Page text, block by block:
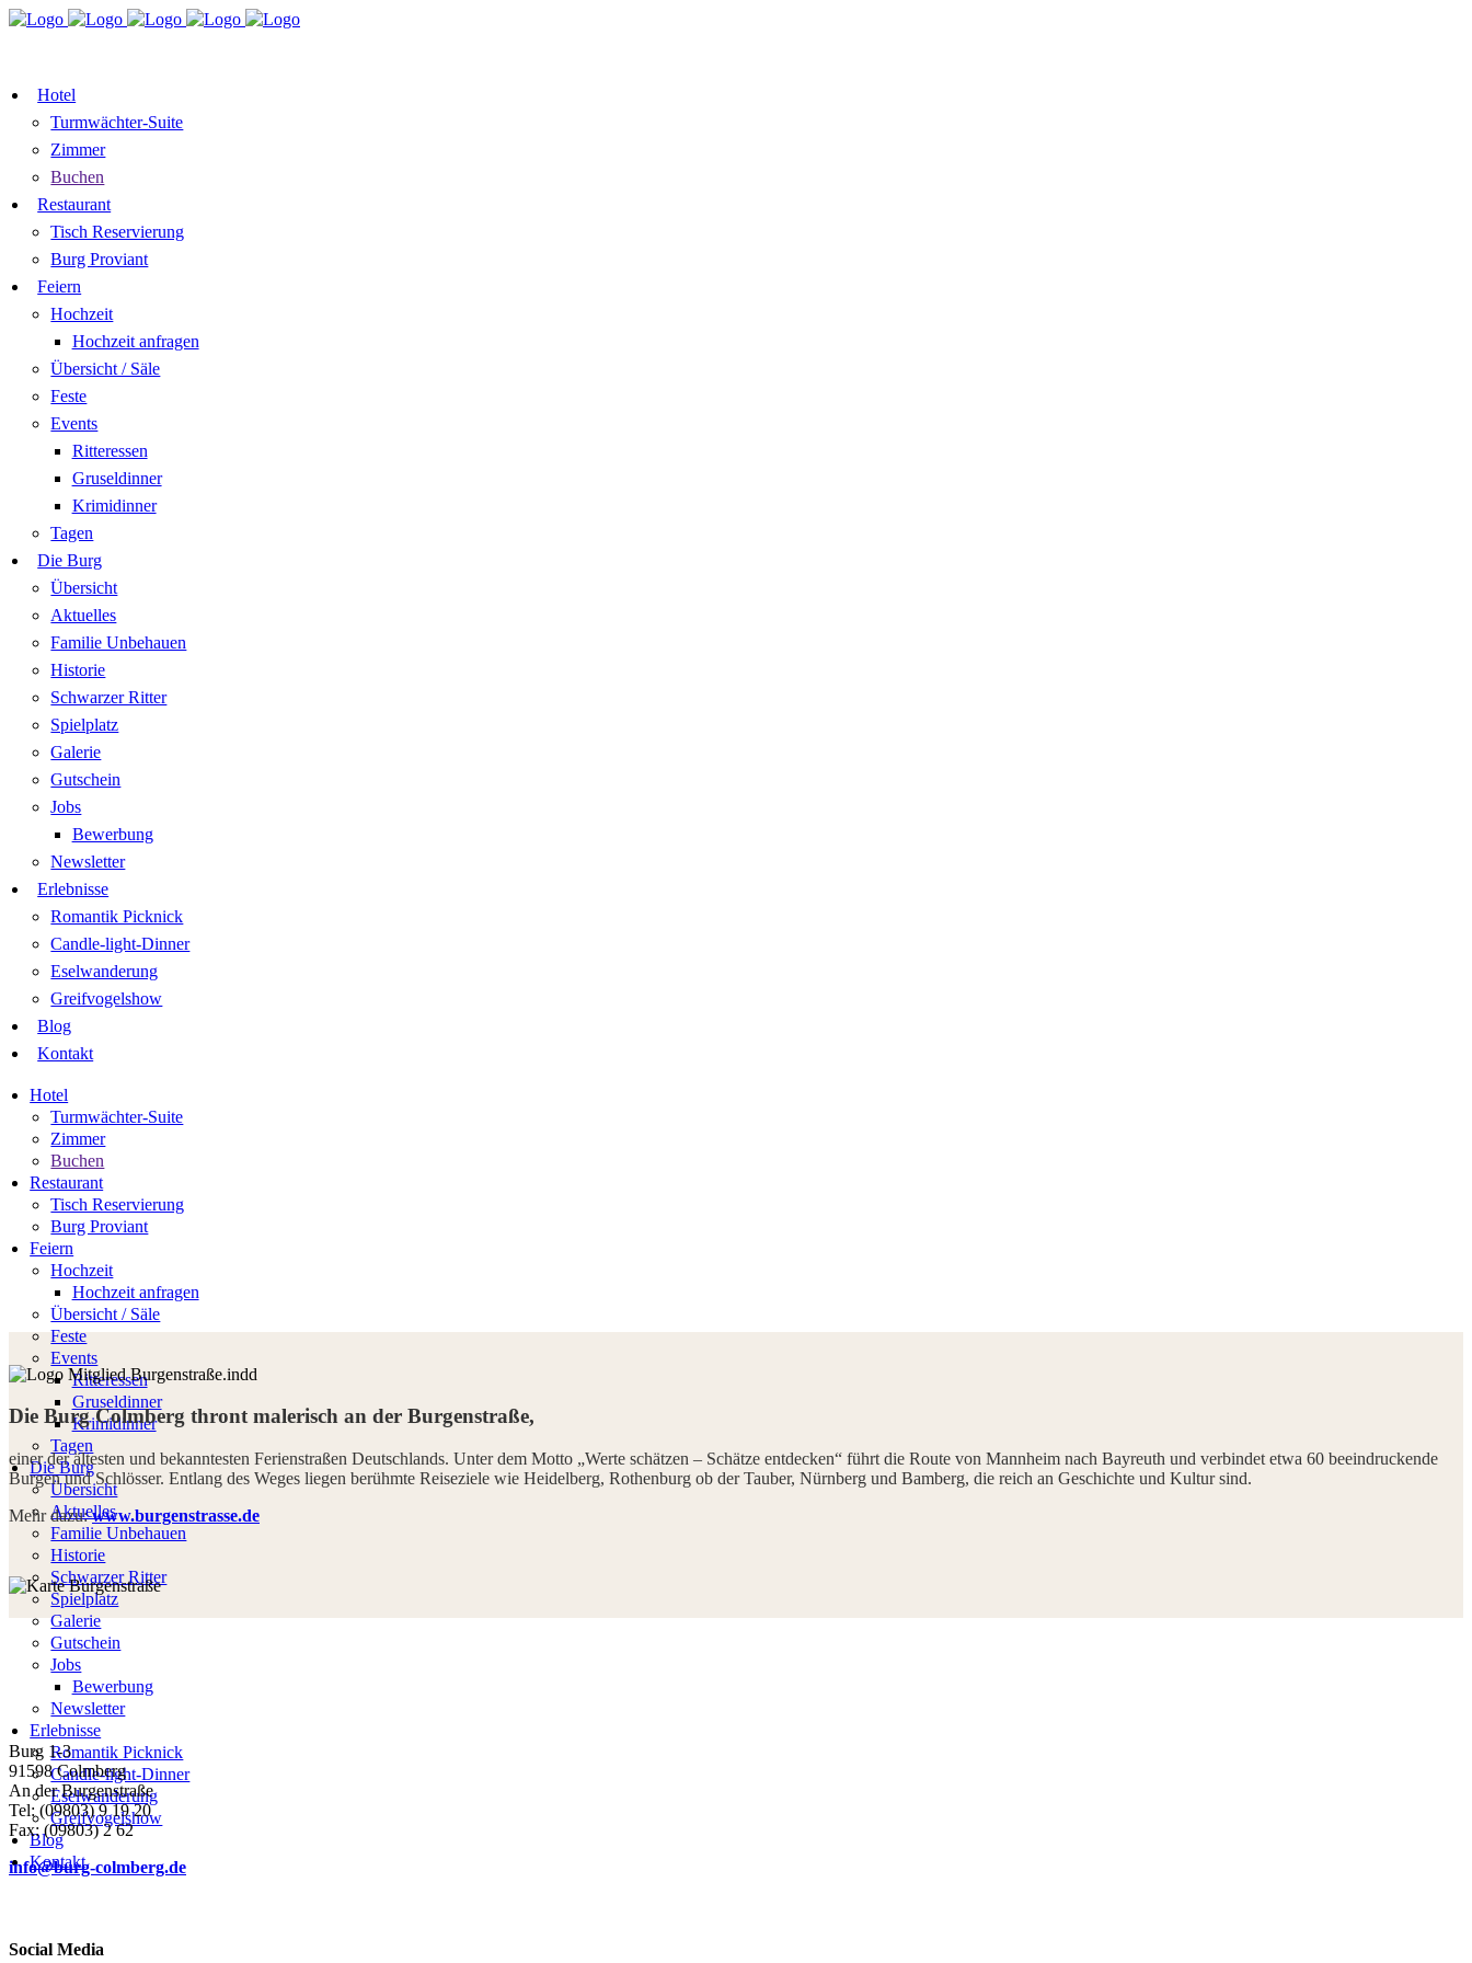
Hotel
Turmwächter-Suite
Zimmer
Buchen
Restaurant
Tisch Reservierung
Burg Proviant
Feiern
Hochzeit
Hochzeit anfragen
Übersicht / Säle
Feste
Events
Ritteressen
Gruseldinner
Krimidinner
Tagen
Die Burg
Übersicht
Aktuelles
Familie Unbehauen
Historie
Schwarzer Ritter
Spielplatz
Galerie
Gutschein
Jobs
Bewerbung
Newsletter
Erlebnisse
Romantik Picknick
Candle-light-Dinner
Eselwanderung
Greifvogelshow
Blog
Kontakt
Hotel
Turmwächter-Suite
Zimmer
Buchen
Restaurant
Tisch Reservierung
Burg Proviant
Feiern
Hochzeit
Hochzeit anfragen
Übersicht / Säle
Feste
Events
Ritteressen
Gruseldinner
Krimidinner
Tagen
Die Burg
Übersicht
Aktuelles
Familie Unbehauen
Historie
Schwarzer Ritter
Spielplatz
Galerie
Gutschein
Jobs
Bewerbung
Newsletter
Erlebnisse
Romantik Picknick
Candle-light-Dinner
Eselwanderung
Greifvogelshow
Blog
Kontakt
Die Burg Colmberg thront malerisch an der Burgenstraße,
einer der ältesten und bekanntesten Ferienstraßen Deutschlands. Unter dem Motto „Werte schätzen – Schätze entdecken“ führt die Route von Mannheim nach Bayreuth und verbindet etwa 60 beeindruckende
Burgen und Schlösser. Entlang des Weges liegen berühmte Reiseziele wie Heidelberg, Rothenburg ob der Tauber, Nürnberg und Bamberg, die reich an Geschichte und Kultur sind.
Mehr dazu:www.burgenstrasse.de
Burg 1-3
91598 Colmberg
An der Burgenstraße
Tel: (09803) 9 19 20
Fax: (09803) 2 62
info@burg-colmberg.de
Social Media